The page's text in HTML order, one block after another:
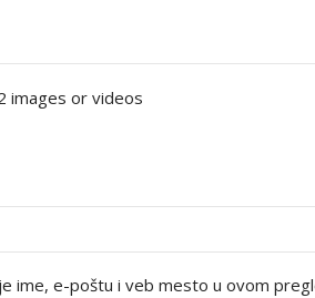
images or videos
ime, e-poštu i veb mesto u ovom